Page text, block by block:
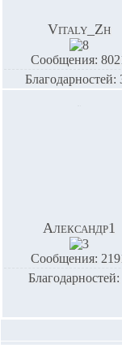
Vitaly_Zh
Сообщения:
Благодарностей:
Александр1
Сообщения:
Благодарностей: